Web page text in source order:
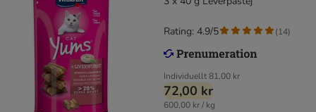
Individuellt81,00 kr
72,00 kr
600,00 kr / kg
Rating: 4.9/5 (14)